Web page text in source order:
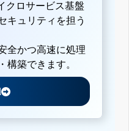
クロサービス基盤
キュリティを担う
全かつ高速に処理
構築できます。